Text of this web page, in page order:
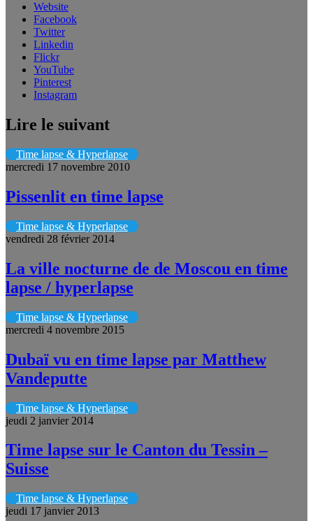
Website
Facebook
Twitter
Linkedin
Flickr
YouTube
Pinterest
Instagram
Lire le suivant
Time lapse & Hyperlapse
mercredi 17 novembre 2010
Pissenlit en time lapse
Time lapse & Hyperlapse
vendredi 28 février 2014
La ville nocturne de de Moscou en time
lapse / hyperlapse
Time lapse & Hyperlapse
mercredi 4 novembre 2015
Dubaï vu en time lapse par Matthew
Vandeputte
Time lapse & Hyperlapse
jeudi 2 janvier 2014
Time lapse sur le Canton du Tessin –
Suisse
Time lapse & Hyperlapse
jeudi 17 janvier 2013